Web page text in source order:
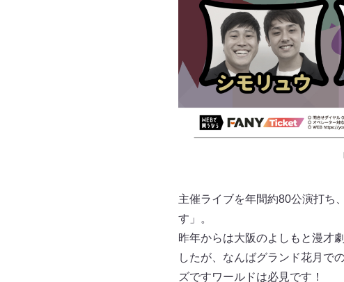
主催ライブを年間約80公演打ち
す」。
昨年からは大阪のよしもと漫才
したが、なんばグランド花月で
ズですワールドは必見です！